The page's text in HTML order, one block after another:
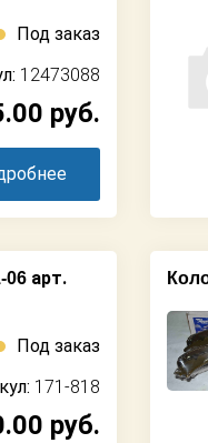
Под заказ
12473088
руб.
06 арт.
Под заказ
171-818
руб.